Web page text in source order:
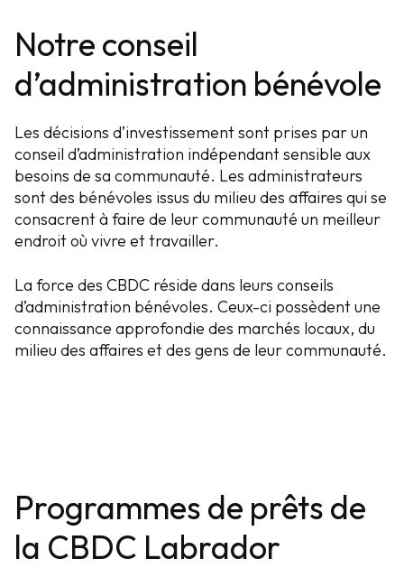
Notre conseil
d’administration bénévole
Les décisions d’investissement sont prises par un
conseil d’administration indépendant sensible aux
besoins de sa communauté. Les administrateurs
sont des bénévoles issus du milieu des affaires qui se
consacrent à faire de leur communauté un meilleur
endroit où vivre et travailler.
La force des CBDC réside dans leurs conseils
d’administration bénévoles. Ceux-ci possèdent une
connaissance approfondie des marchés locaux, du
milieu des affaires et des gens de leur communauté.
Programmes de prêts de
la CBDC Labrador